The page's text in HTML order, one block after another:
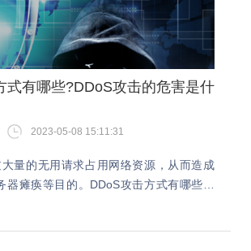
式有哪些?DDoS攻击的危害是什
2023-05-08 15:11:31
量的无用请求占用网络资源，从而造成
器瘫痪等目的。DDoS攻击方式有哪些？